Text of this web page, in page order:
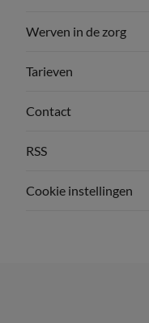
Werven in de zorg
Tarieven
Contact
RSS
Cookie instellingen